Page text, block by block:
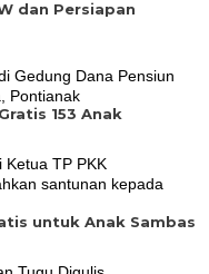
dan Persiapan
153 Anak
untuk Anak Sambas